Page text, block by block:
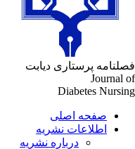
فصلنامه پرستاری دیابت
Journal of
Diabetes Nursing
صفحه اصلی
اطلاعات نشریه
درباره نشریه